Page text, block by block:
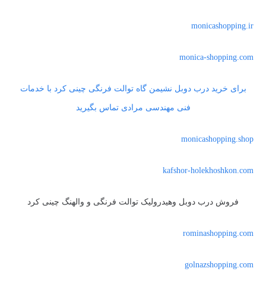
monicashopping.ir
monica-shopping.com
برای خرید درب دوبل نشیمن گاه توالت فرنگی چینی کرد با خدمات
فنی مهندسی مرادی تماس بگیرید
monicashopping.shop
kafshor-holekhoshkon.com
فروش درب دوبل وهیدرولیک توالت فرنگی و والهنگ چینی کرد
rominashopping.com
golnazshopping.com